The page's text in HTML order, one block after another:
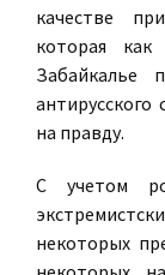
качестве
которая
Забайкалье
на правду.
С учетом
некоторых